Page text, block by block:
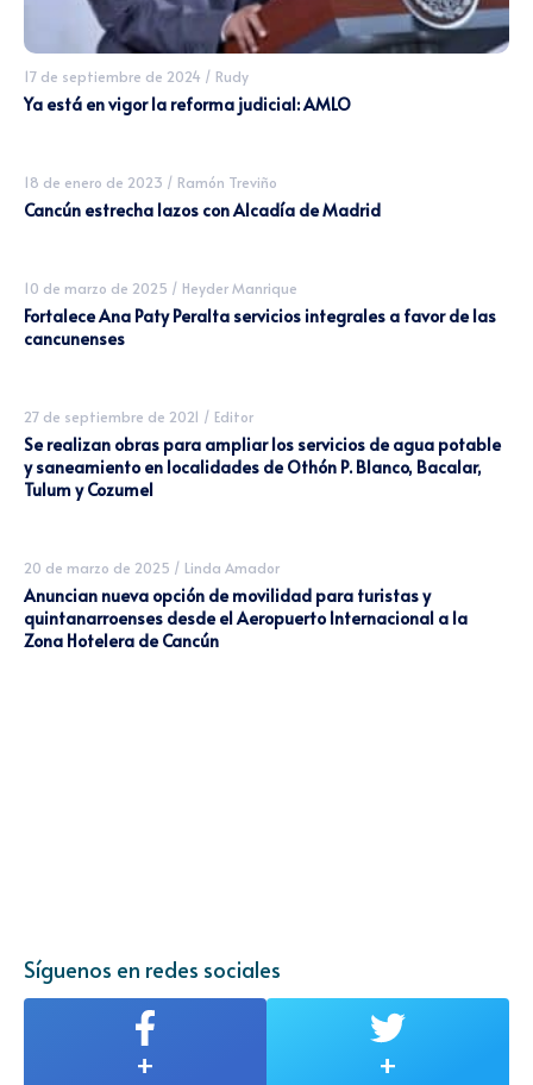
17 de septiembre de 2024 / Rudy
Ya está en vigor la reforma judicial: AMLO
18 de enero de 2023 / Ramón Treviño
Cancún estrecha lazos con Alcadía de Madrid
10 de marzo de 2025 / Heyder Manrique
Fortalece Ana Paty Peralta servicios integrales a favor de las
cancunenses
27 de septiembre de 2021 / Editor
Se realizan obras para ampliar los servicios de agua potable
y saneamiento en localidades de Othón P. Blanco, Bacalar,
Tulum y Cozumel
20 de marzo de 2025 / Linda Amador
Anuncian nueva opción de movilidad para turistas y
quintanarroenses desde el Aeropuerto Internacional a la
Zona Hotelera de Cancún
Síguenos en redes sociales
+ +